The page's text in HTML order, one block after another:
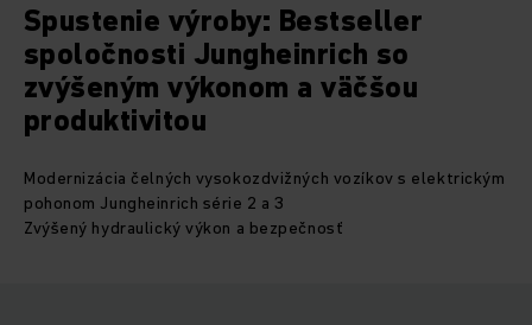
Spustenie výroby: Bestseller
spoločnosti Jungheinrich so
zvýšeným výkonom a väčšou
produktivitou
Modernizácia čelných vysokozdvižných vozíkov s elektrickým
pohonom Jungheinrich série 2 a 3
Zvýšený hydraulický výkon a bezpečnosť